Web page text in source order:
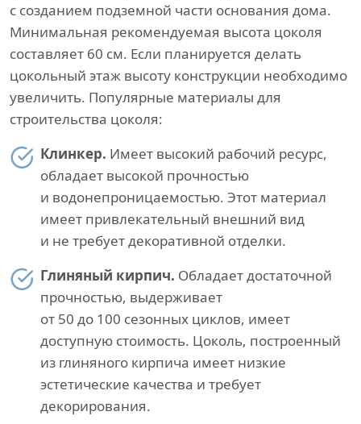
с созданием подземной части основания дома.
Минимальная рекомендуемая высота цоколя
составляет 60 см. Если планируется делать
цокольный этаж высоту конструкции необходимо
увеличить. Популярные материалы для
строительства цоколя:
Клинкер. Имеет высокий рабочий ресурс,
обладает высокой прочностью
и водонепроницаемостью. Этот материал
имеет привлекательный внешний вид
и не требует декоративной отделки.
Глиняный кирпич. Обладает достаточной
прочностью, выдерживает
от 50 до 100 сезонных циклов, имеет
доступную стоимость. Цоколь, построенный
из глиняного кирпича имеет низкие
эстетические качества и требует
декорирования.